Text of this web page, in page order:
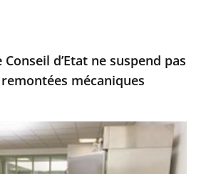
d’Etat ne suspend pas
mécaniques